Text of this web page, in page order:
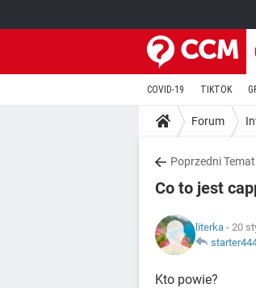
COVID-19 TIKTOK
Forum
Poprzedni Temat
Co to jest
literka - 20
Kto powie?